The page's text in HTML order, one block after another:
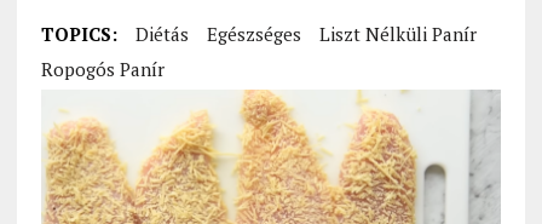
TOPICS: Diétás Egészséges
Liszt Nélküli Panír
Ropogós Panír